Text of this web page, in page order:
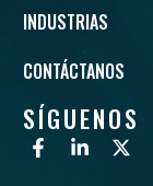
INDUSTRIAS
CONTÁCTANOS
SÍGUENOS